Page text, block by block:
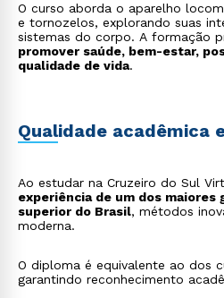
O curso aborda o aparelho
e tornozelos, explorando suas
sistemas do corpo. A formação
promover saúde, bem-estar,
qualidade de vida.
Qualidade acadêmica
Ao estudar na Cruzeiro do Sul
experiência de um dos maiores
superior do Brasil, métodos
moderna.
O diploma é equivalente ao dos
garantindo reconhecimento